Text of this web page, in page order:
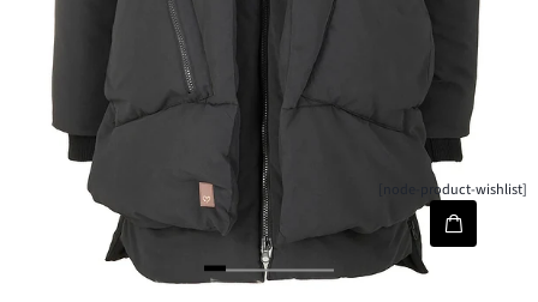
[node-product-wishlist]